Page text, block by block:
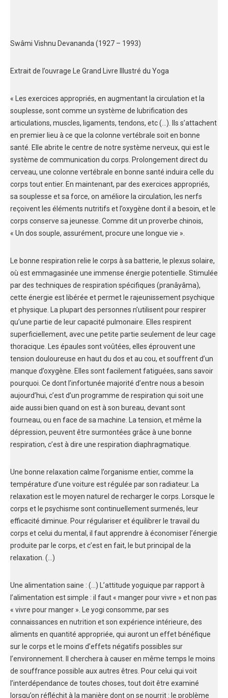
Swâmi Vishnu Devananda (1927 – 1993)
Extrait de l’ouvrage Le Grand Livre Illustré du Yoga
« Les exercices appropriés, en augmentant la circulation et la
souplesse, sont comme un système de lubrification des
articulations, muscles, ligaments, tendons, etc (…). Ils s’attachent
en premier lieu à ce que la colonne vertébrale soit en bonne
santé. Elle abrite le centre de notre système nerveux, qui est le
système de communication du corps. Prolongement direct du
cerveau, une colonne vertébrale en bonne santé induira celle du
corps tout entier. En maintenant, par des exercices appropriés,
sa souplesse et sa force, on améliore la circulation, les nerfs
reçoivent les éléments nutritifs et l’oxygène dont il a besoin, et le
corps conserve sa jeunesse. Comme dit un proverbe chinois,
« Un dos souple, assurément, procure une longue vie ».
Le bonne respiration relie le corps à sa batterie, le plexus solaire,
où est emmagasinée une immense énergie potentielle. Stimulée
par des techniques de respiration spécifiques (pranâyâma),
cette énergie est libérée et permet le rajeunissement psychique
et physique. La plupart des personnes n’utilisent pour respirer
qu’une partie de leur capacité pulmonaire. Elles respirent
superficiellement, avec une petite partie seulement de leur cage
thoracique. Les épaules sont voûtées, elles éprouvent une
tension douloureuse en haut du dos et au cou, et souffrent d’un
manque d’oxygène. Elles sont facilement fatiguées, sans savoir
pourquoi. Ce dont l’infortunée majorité d’entre nous a besoin
aujourd’hui, c’est d’un programme de respiration qui soit une
aide aussi bien quand on est à son bureau, devant sont
fourneau, ou en face de sa machine. La tension, et même la
dépression, peuvent être surmontées grâce à une bonne
respiration, c’est à dire une respiration diaphragmatique.
Une bonne relaxation calme l’organisme entier, comme la
température d’une voiture est régulée par son radiateur. La
relaxation est le moyen naturel de recharger le corps. Lorsque le
corps et le psychisme sont continuellement surmenés, leur
efficacité diminue. Pour régulariser et équilibrer le travail du
corps et celui du mental, il faut apprendre à économiser l’énergie
produite par le corps, et c’est en fait, le but principal de la
relaxation. (…)
Une alimentation saine : (…) L’attitude yoguique par rapport à
l’alimentation est simple : il faut « manger pour vivre » et non pas
« vivre pour manger ». Le yogi consomme, par ses
connaissances en nutrition et son expérience intérieure, des
aliments en quantité appropriée, qui auront un effet bénéfique
sur le corps et le moins d’effets négatifs possibles sur
l’environnement. Il cherchera à causer en même temps le moins
de souffrance possible aux autres êtres. Pour celui qui voit
l’interdépendance de toutes choses, tout doit être examiné
lorsqu’on réfléchit à la manière dont on se nourrit : le problème